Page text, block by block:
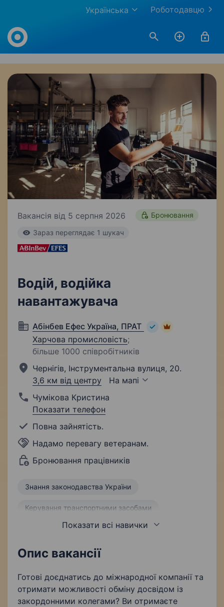
Роботодавцю
Українська
Work.ua
Вакансія від 5 серпня 2026 Бронювання
Зараз переглядає 1 шукач
Водій, водійка
навантажувача
Абінбев Ефес Україна, ПРАТ
Харчова промисловість;
більше 1000 співробітників
Чернігів, Інструментальна вулиця, 20.
3,6 км від центру
На мапі
Чумікова Кристина
Показати телефон
Повна зайнятість.
Надамо перевагу ветеранам.
Бронювання працівників
Знання законодавства України
Керування транспортними засобами
Водіння навантажувача
Ведення первинної бухгалтерської документації
Показати всі навички
Опис вакансії
Готові доєднатись до міжнародної компанії та
отримати можливості обміну досвідом із
закордонними колегами? Ви отримаєте